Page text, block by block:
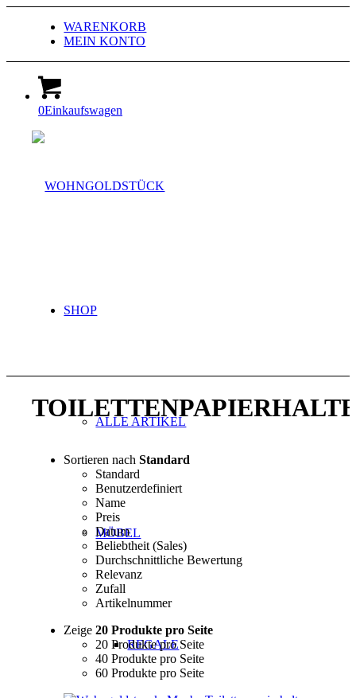
WARENKORB
MEIN KONTO
0Einkaufswagen
SHOP
ALLE ARTIKEL
MÖBEL
REGALE
Sortieren nachStandard
Standard
Benutzerdefiniert
Name
Preis
Datum
Beliebtheit (Sales)
Durchschnittliche Bewertung
Relevanz
Zufall
Artikelnummer
Zeige20 Produkte pro Seite
20 Produkte pro Seite
40 Produkte pro Seite
60 Produkte pro Seite